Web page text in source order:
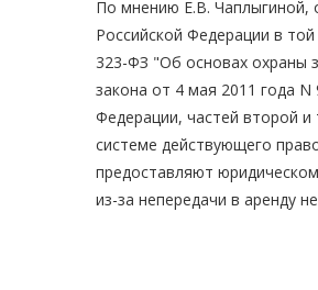
По мнению Е.В. Чаплыгиной,
Российской Федерации в
323-ФЗ "Об основах охраны
закона от 4 мая 2011 года
Федерации, частей второй и
системе действующего
предоставляют
из-за непередачи в аренду